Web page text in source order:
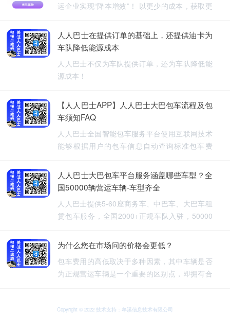
运企业实现“降本增效”！ 以更少的成本，获取更
人人巴士在提供订单的基础上，还提供油卡为
车队降低能源成本
人人巴士不仅为车队提供订单，还为车队降低能
源成本！
【人人巴士APP】人人巴士大巴包车流程及包
车须知FAQ
人人巴士全国智能包车服务平台使用互联网技术
能够根据用户的包车信息自动查询标准包车费
车、长期包车、接送飞机、厂班车、校车、婚庆
租车等包车带司机服务。
人人巴士大巴包车平台服务涵盖哪些车型？全
国50000辆营运车辆-车型齐全
人人巴士提供5-60座商务车、中巴车、大巴车租
赁包车服务，全国2000+正规车队入驻，50000
行更安全
为什么您在市场问的价格会更低？
包车费用的高低取决于多种因素，其中车辆是否
为正规营运车辆是一个重要的区别点，即拥有合
可能会提供较低的包车费用，因为它们不需要承
Copyright © 2022 技术支持：牟溪信息技术有限公司